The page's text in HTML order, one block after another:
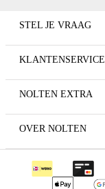
STEL JE VRAAG
KLANTENSERVICE
NOLTEN EXTRA
OVER NOLTEN